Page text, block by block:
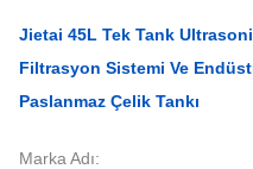
Jietai 45L Tek Tank
Filtrasyon Sistemi Ve
Paslanmaz Çelik Tankı
Marka Adı: